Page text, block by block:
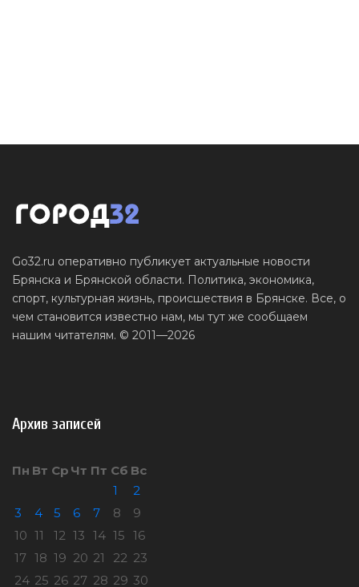
Go32.ru оперативно публикует актуальные новости
Брянска и Брянской области. Политика, экономика,
спорт, культурная жизнь, происшествия в Брянске. Все, о
чем становится известно нам, мы тут же сообщаем
нашим читателям. © 2011—2026
Архив записей
Пн Вт Ср Чт Пт Сб Вс
1
2
3
4 5 6 7 8
9
10 11 12 13 14 15 16
17 18 19 20 21 22 23
24 25 26 27 28 29 30